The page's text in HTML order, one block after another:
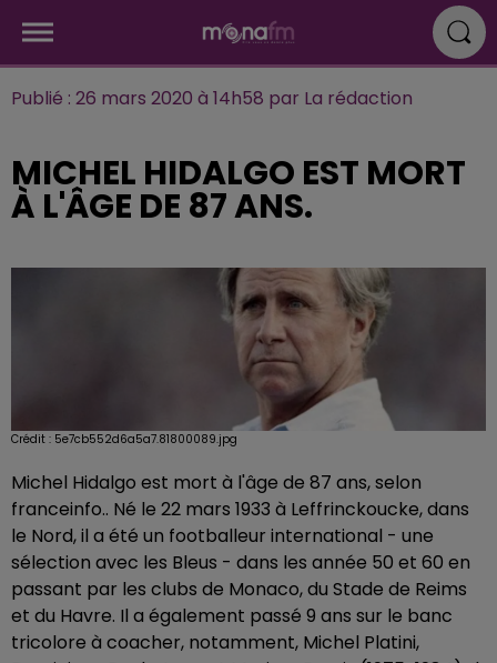
Publié : 26 mars 2020 à 14h58 par La rédaction
MICHEL HIDALGO EST MORT
À L'ÂGE DE 87 ANS.
Crédit : 5e7cb552d6a5a7.81800089.jpg
Michel Hidalgo est mort à l'âge de 87 ans, selon
franceinfo.. Né le 22 mars 1933 à Leffrinckoucke, dans
le Nord, il a été un footballeur international - une
sélection avec les Bleus - dans les année 50 et 60 en
passant par les clubs de Monaco, du Stade de Reims
et du Havre. Il a également passé 9 ans sur le banc
tricolore à coacher, notamment, Michel Platini,